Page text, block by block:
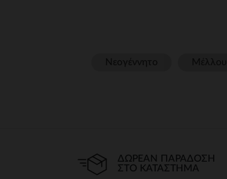
ΔΩΡΕΆΝ ΠΑΡΆΔΟΣΗ
ΣΤΟ ΚΑΤΆΣΤΗΜΑ